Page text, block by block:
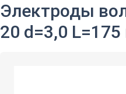
Электроды
20 d=3,0